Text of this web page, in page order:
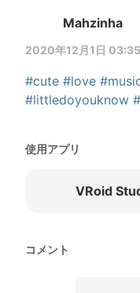
Mahzinha
2020年12月1日 03:35
#cute #love
#littledoyouknow
使用アプリ
VRoid
コメント